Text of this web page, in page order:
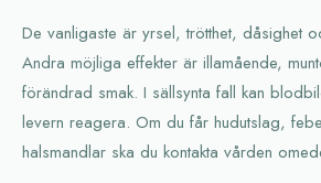
De vanligaste är yrsel, trötthet, dåsighet
Andra möjliga effekter är illamående,
förändrad smak. I sällsynta fall kan
levern reagera. Om du får hudutslag,
halsmandlar ska du kontakta vården